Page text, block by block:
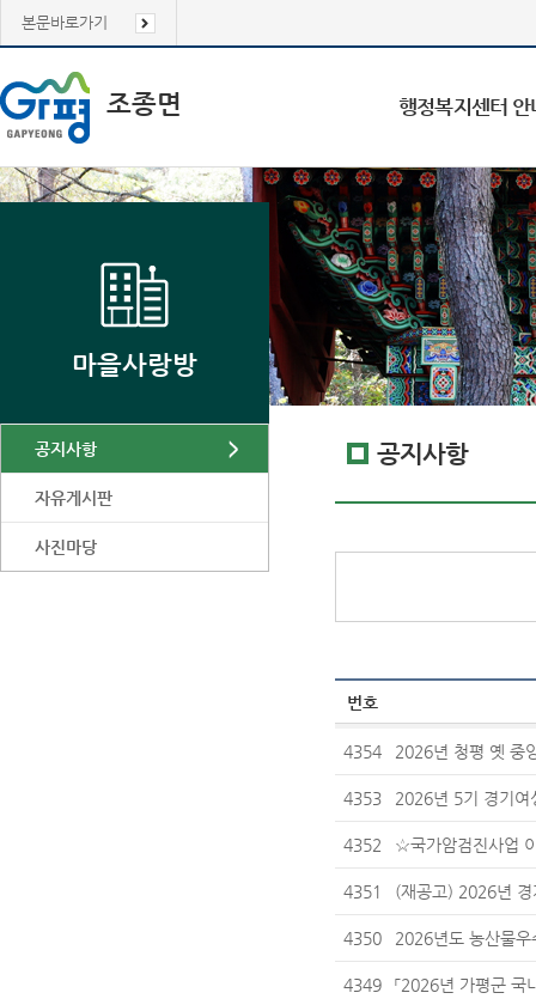
본문바로가기
조종면 행정복지센터 안
마을사랑방
공지사항
자유게시판
사진마당
공지사항
번호
4354 2026년 청평 옛 중
4353 2026년 5기 경기여
4352 ☆국가암검진사업
4351 (재공고) 2026년 경
4350 2026년도 농산물
4349 「2026년 가평군 국